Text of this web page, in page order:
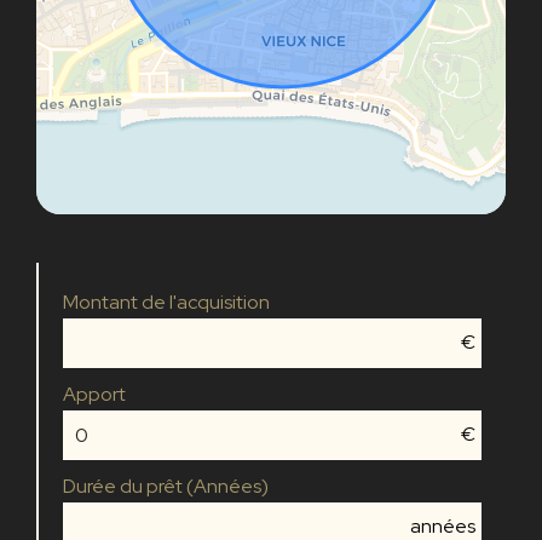
Montant de l'acquisition
€
Apport
€
Durée du prêt (Années)
années